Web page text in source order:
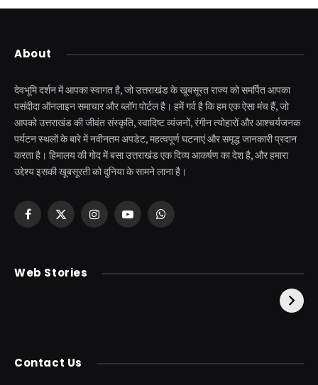
About
देवभूमि दर्शन में आपका स्वागत है, जो उत्तराखंड के खूबसूरत राज्य को समर्पित आपका
पसंदीदा ऑनलाइन समाचार और ब्लॉग पोर्टल है। हमें गर्व है कि हम एक ऐसा मंच हैं, जो
आपको उत्तराखंड की जीवंत संस्कृति, स्वादिष्ट व्यंजनों, रंगीन त्योहारों और आश्चर्यजनक
पर्यटन स्थलों के बारे में नवीनतम अपडेट, महत्वपूर्ण घटनाएं और समृद्ध जानकारी प्रदान
करता है। हिमालय की गोद में बसा उत्तराखंड एक दिव्य आकर्षण का देश है, और हमारा
उद्देश्य इसकी खूबसूरती को दुनिया के सामने लाना है।
Facebook
X
InstagramYouTubeWhatsApp
Web Stories
केदारनाथ से पहले होती है
उत्तराखंड की एक ऐसी
Contact Us